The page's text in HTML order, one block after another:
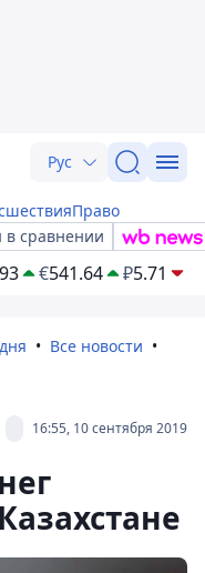
Рус
Право
в сравнении
€541.64 ₽5.71
Все новости
16:55, 10 сентября 2019